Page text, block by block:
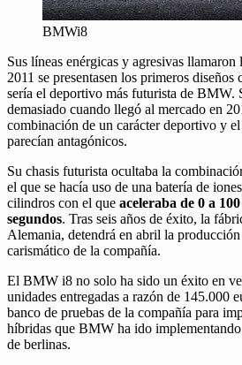
BMWi8
Sus líneas enérgicas y agresivas llamaron
2011 se presentasen los primeros diseños
sería el deportivo más futurista de BMW.
demasiado cuando llegó al mercado en
combinación de un carácter deportivo y
parecían antagónicos.
Su chasis futurista ocultaba la
el que se hacía uso de una batería de
cilindros con el que aceleraba de 0 a
segundos. Tras seis años de éxito, la
Alemania, detendrá en abril la
carismático de la compañía.
El BMW i8 no solo ha sido un éxito en
unidades entregadas a razón de 145.000
banco de pruebas de la compañía para
híbridas que BMW ha ido
de berlinas.